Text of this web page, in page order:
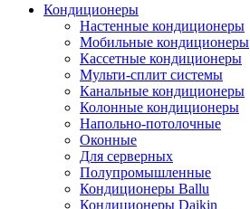
Кондиционеры
Настенные кондиционеры
Мобильные кондиционеры
Кассетные кондиционеры
Мульти-сплит системы
Канальные кондиционеры
Колонные кондиционеры
Напольно-потолочные
Оконные
Для серверных
Полупромышленные
Кондиционеры Ballu
Кондиционеры Daikin